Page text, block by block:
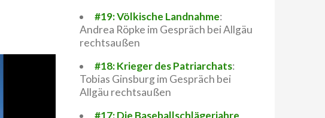
#19: Völkische Landnahme:
Andrea Röpke im Gespräch bei Allgäu
rechtsaußen
#18: Krieger des Patriarchats:
Tobias Ginsburg im Gespräch bei
Allgäu rechtsaußen
#17: Die Baseballschlägerjahre